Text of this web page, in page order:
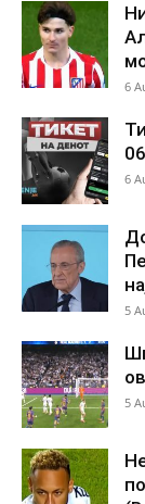
6
6
5
5